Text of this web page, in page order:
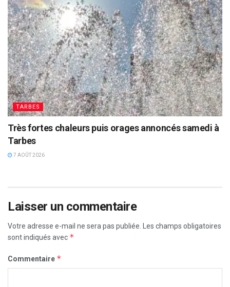
TARBES
Très fortes chaleurs puis orages annoncés samedi à
Tarbes
7 AOÛT 2026
Laisser un commentaire
Votre adresse e-mail ne sera pas publiée. Les champs obligatoires
sont indiqués avec *
Commentaire *